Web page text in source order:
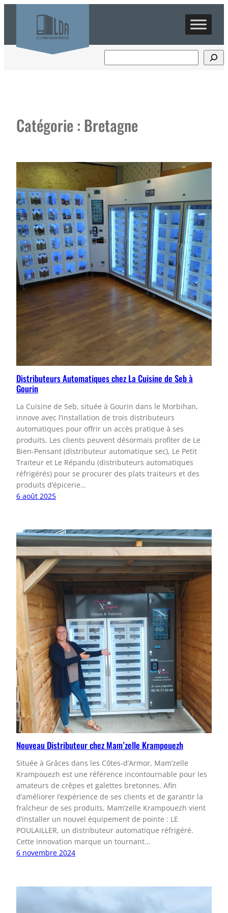
Catégorie : Bretagne
Distributeurs Automatiques chez La Cuisine de Seb à
Gourin
La Cuisine de Seb, située à Gourin dans le Morbihan,
innove avec l’installation de trois distributeurs
automatiques pour offrir un accès pratique à ses
produits. Les clients peuvent désormais profiter de Le
Bien-Pensant (distributeur automatique sec), Le Petit
Traiteur et Le Répandu (distributeurs automatiques
réfrigérés) pour se procurer des plats traiteurs et des
produits d’épicerie…
6 août 2025
Nouveau Distributeur chez Mam’zelle Krampouezh
Située à Grâces dans les Côtes-d’Armor, Mam’zelle
Krampouezh est une référence incontournable pour les
amateurs de crêpes et galettes bretonnes. Afin
d’améliorer l’expérience de ses clients et de garantir la
fraîcheur de ses produits, Mam’zelle Krampouezh vient
d’installer un nouvel équipement de pointe : LE
POULAILLER, un distributeur automatique réfrigéré.
Cette innovation marque un tournant…
6 novembre 2024